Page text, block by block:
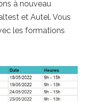
à nouveau
et Autel. Vous
les formations